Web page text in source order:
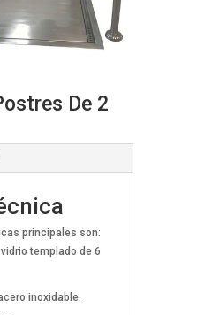
De 2
principales son:
templado de 6
inoxidable.